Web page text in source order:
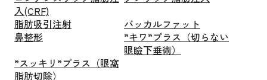
入(CRF)
脂肪吸引注射
バッカルファット
鼻整形
”キワ”プラス（切らない
眼瞼下垂術）
”スッキリ”プラス（眼窩
脂肪切除）